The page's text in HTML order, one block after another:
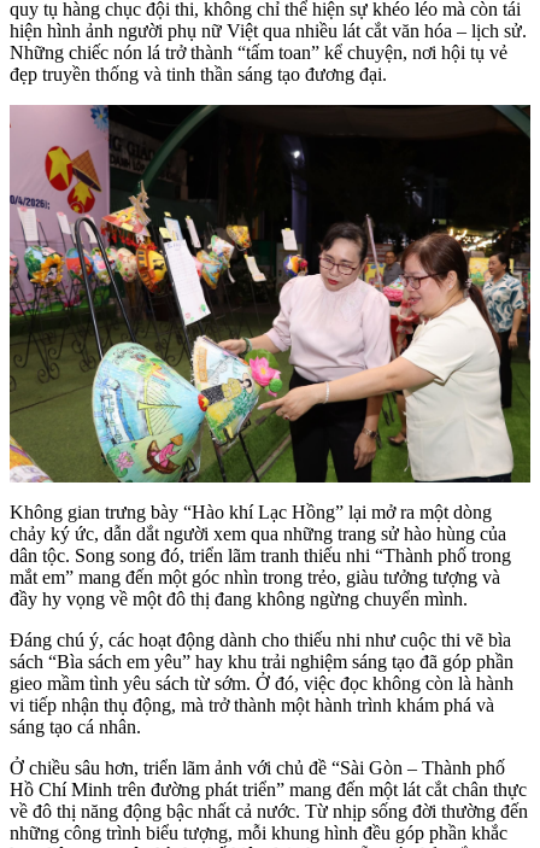
quy tụ hàng chục đội thi, không chỉ thể hiện sự khéo léo mà còn tái
hiện hình ảnh người phụ nữ Việt qua nhiều lát cắt văn hóa – lịch sử.
Những chiếc nón lá trở thành “tấm toan” kể chuyện, nơi hội tụ vẻ
đẹp truyền thống và tinh thần sáng tạo đương đại.
Không gian trưng bày “Hào khí Lạc Hồng” lại mở ra một dòng
chảy ký ức, dẫn dắt người xem qua những trang sử hào hùng của
dân tộc. Song song đó, triển lãm tranh thiếu nhi “Thành phố trong
mắt em” mang đến một góc nhìn trong trẻo, giàu tưởng tượng và
đầy hy vọng về một đô thị đang không ngừng chuyển mình.
Đáng chú ý, các hoạt động dành cho thiếu nhi như cuộc thi vẽ bìa
sách “Bìa sách em yêu” hay khu trải nghiệm sáng tạo đã góp phần
gieo mầm tình yêu sách từ sớm. Ở đó, việc đọc không còn là hành
vi tiếp nhận thụ động, mà trở thành một hành trình khám phá và
sáng tạo cá nhân.
Ở chiều sâu hơn, triển lãm ảnh với chủ đề “Sài Gòn – Thành phố
Hồ Chí Minh trên đường phát triển” mang đến một lát cắt chân thực
về đô thị năng động bậc nhất cả nước. Từ nhịp sống đời thường đến
những công trình biểu tượng, mỗi khung hình đều góp phần khắc